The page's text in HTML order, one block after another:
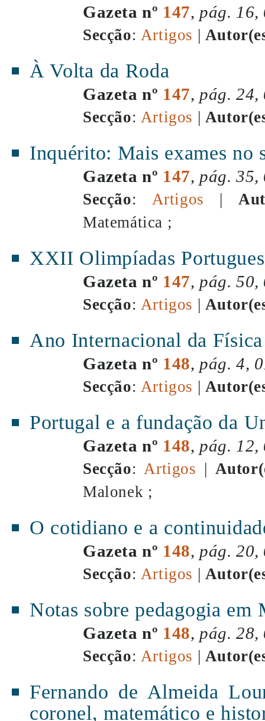
Gazeta nº 147, pág. 16,
Secção: Artigos |
À Volta da Roda
Gazeta nº 147, pág. 24,
Secção: Artigos |
Inquérito: Mais exames no
Gazeta nº 147, pág. 35,
Secção: Artigos |
Matemática ;
XXII Olimpíadas
Gazeta nº 147, pág. 50,
Secção: Artigos |
Ano Internacional da
Gazeta nº 148, pág. 4,
Secção: Artigos |
Portugal e a fundação da
Gazeta nº 148, pág. 12,
Secção: Artigos |
Malonek ;
O cotidiano e a
Gazeta nº 148, pág. 20,
Secção: Artigos |
Notas sobre pedagogia em
Gazeta nº 148, pág. 28,
Secção: Artigos |
Fernando de Almeida
coronel, matemático e